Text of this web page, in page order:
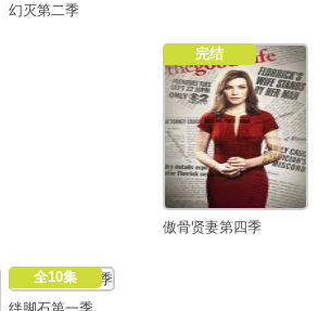
幻灭第二季
完结
傲骨贤妻第四季
全10集